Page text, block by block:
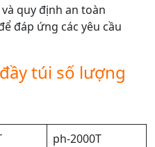
quy định an toàn
đáp ứng các yêu cầu
túi số lượng
ph-2000T